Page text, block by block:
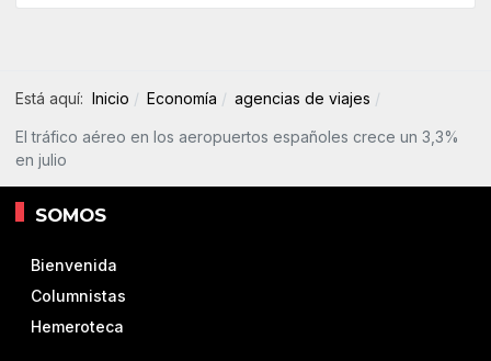
Está aquí: Inicio Economía agencias de viajes
El tráfico aéreo en los aeropuertos españoles crece un 3,3%
en julio
SOMOS
Bienvenida
Columnistas
Hemeroteca